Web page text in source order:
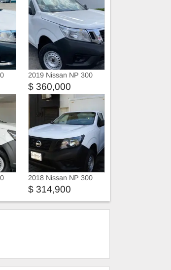
2019 Nissan NP 300
$ 360,000
2018 Nissan NP 300
$ 314,900